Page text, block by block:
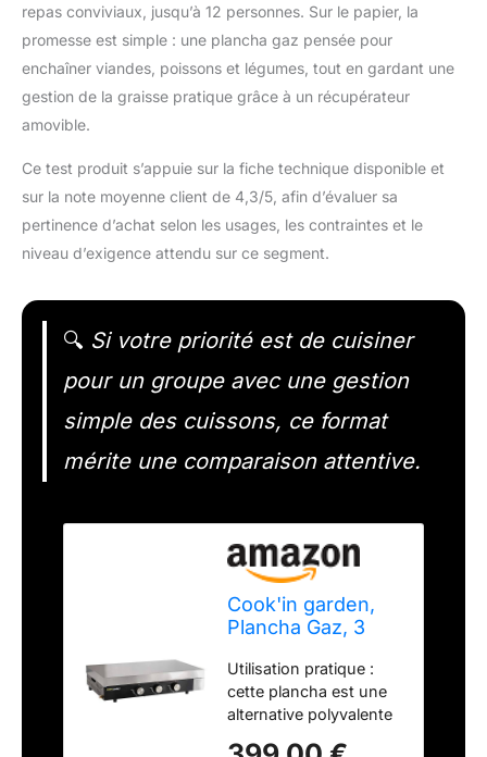
repas conviviaux, jusqu’à 12 personnes. Sur le papier, la
promesse est simple : une plancha gaz pensée pour
enchaîner viandes, poissons et légumes, tout en gardant une
gestion de la graisse pratique grâce à un récupérateur
amovible.
Ce test produit s’appuie sur la fiche technique disponible et
sur la note moyenne client de 4,3/5, afin d’évaluer sa
pertinence d’achat selon les usages, les contraintes et le
niveau d’exigence attendu sur ce segment.
🔍 Si votre priorité est de cuisiner
pour un groupe avec une gestion
simple des cuissons, ce format
mérite une comparaison attentive.
Cook'in garden,
Plancha Gaz, 3
en Fonte Émaillée,
Capot de
Protection,
Récupérateur de
Utilisation pratique :
cette plancha est une
alternative polyvalente